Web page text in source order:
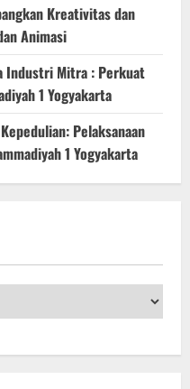
Kreativitas dan
Animasi
Industri Mitra : Perkuat
1 Yogyakarta
Pelaksanaan
1 Yogyakarta